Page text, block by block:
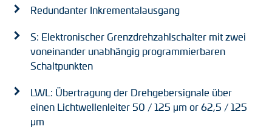
Redundanter Inkrementalausgang
S: Elektronischer Grenzdrehzahlschalter mit zwei
voneinander unabhängig programmierbaren
Schaltpunkten
LWL: Übertragung der Drehgebersignale über
einen Lichtwellenleiter 50 / 125 μm or 62,5 / 125
μm